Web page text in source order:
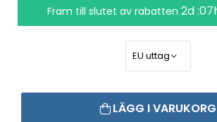
Fram till slutet av rabatten 2d
LÄGG I VARUKORG